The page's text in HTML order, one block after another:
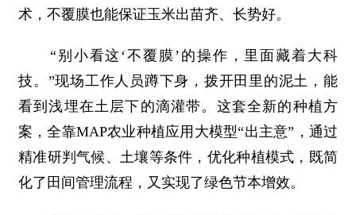
术，不覆膜也能保证玉米出苗齐、长势好。
“别小看这‘不覆膜’的操作，里面藏着大科
技。”现场工作人员蹲下身，拨开田里的泥土，能
看到浅埋在土层下的滴灌带。这套全新的种植方
案，全靠MAP农业种植应用大模型“出主意”，通过
精准研判气候、土壤等条件，优化种植模式，既简
化了田间管理流程，又实现了绿色节本增效。